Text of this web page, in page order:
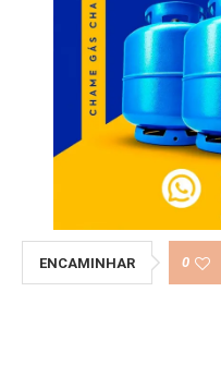
ENCAMINHAR 0